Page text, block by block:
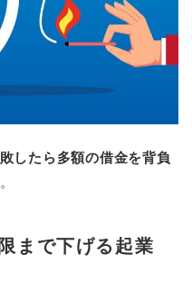
したら多額の借金を背負
まで下げる起業